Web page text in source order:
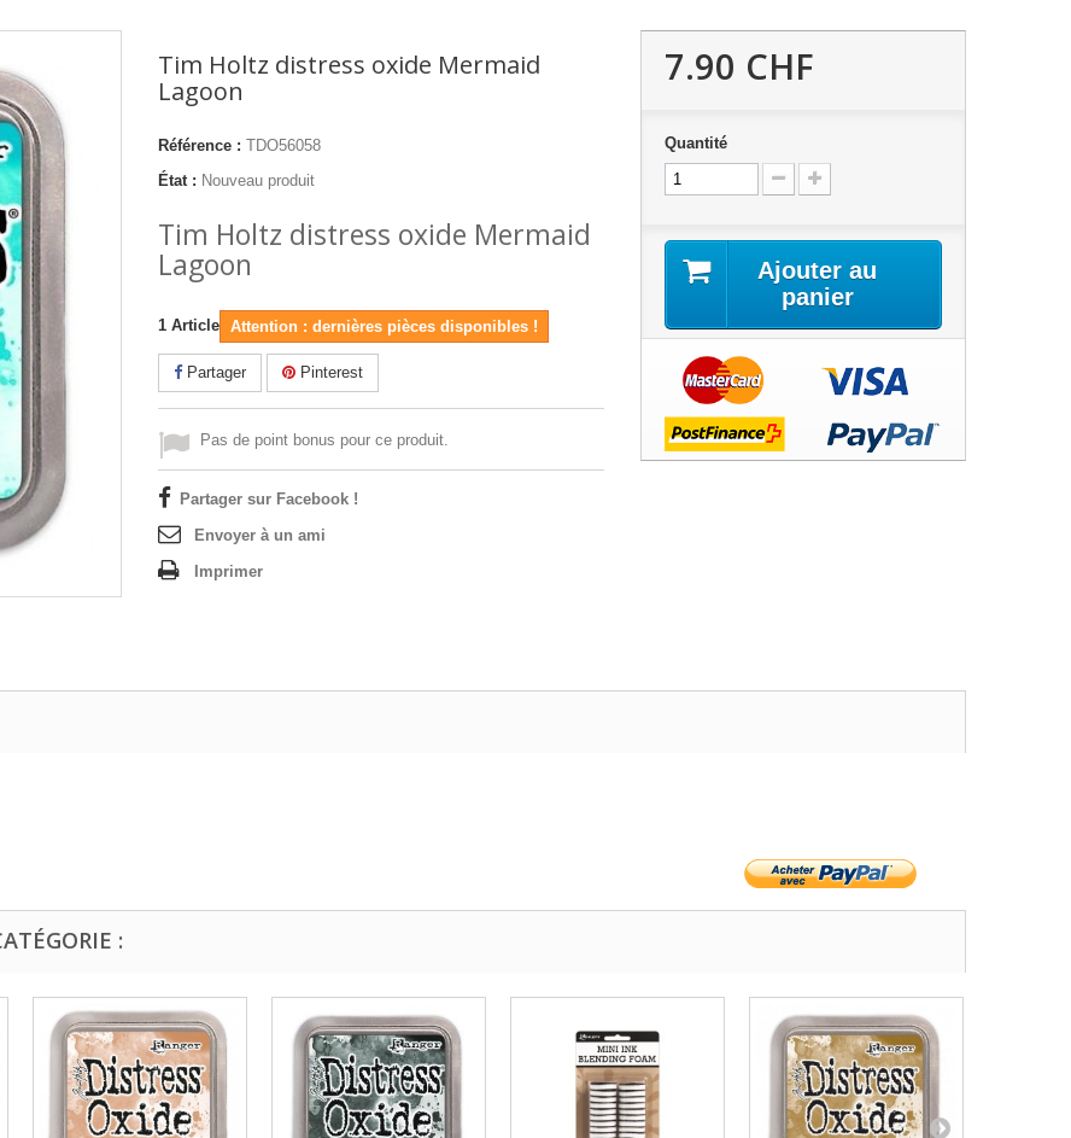
Tim Holtz distress oxide Mermaid
Lagoon
Référence : TDO56058
État : Nouveau produit
Tim Holtz distress oxide Mermaid
Lagoon
1 Article Attention : dernières pièces disponibles !
Partager Pinterest
Pas de point bonus pour ce produit.
Partager sur Facebook !
Envoyer à un ami
Imprimer
7.90 CHF
Quantité
Ajouter au
panier
: